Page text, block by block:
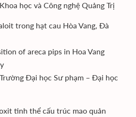
học và Công nghệ Quảng Trị
trong hạt cau Hòa Vang, Đà
of areca pips in Hoa Vang
Đại học Sư phạm – Đại học
tinh thể cấu trúc mao quản